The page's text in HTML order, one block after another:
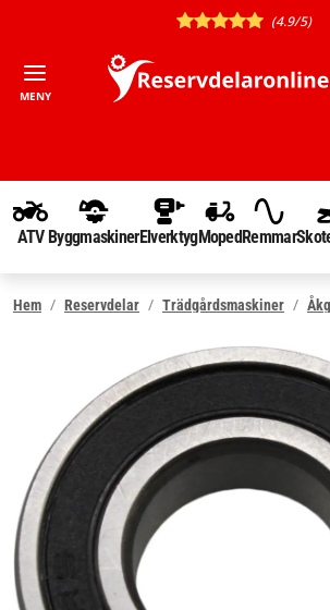
(4.9/5)
MENY
ATV ByggmaskinerElverktygMopedRemmar
Hem Reservdelar Trädgårdsmaskiner